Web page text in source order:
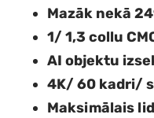
Mazāk nekā
1/ 1,3 collu
AI objektu
4K/ 60 kadri/ s
Maksimālais